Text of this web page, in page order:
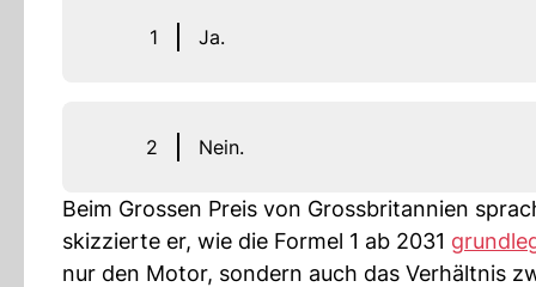
1 Ja.
2 Nein.
Beim Grossen Preis von Grossbritannien
skizzierte er, wie die Formel 1 ab 2031
nur den Motor, sondern auch das Verhältnis